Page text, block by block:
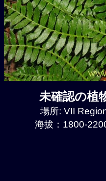
未確認の植
場所: VII
海拔：1800-